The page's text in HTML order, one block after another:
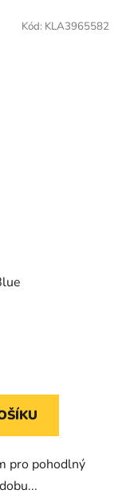
pro pohodlný
Kód: KLA3965582